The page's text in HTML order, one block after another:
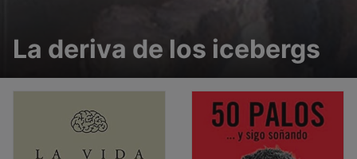
La deriva de los icebergs